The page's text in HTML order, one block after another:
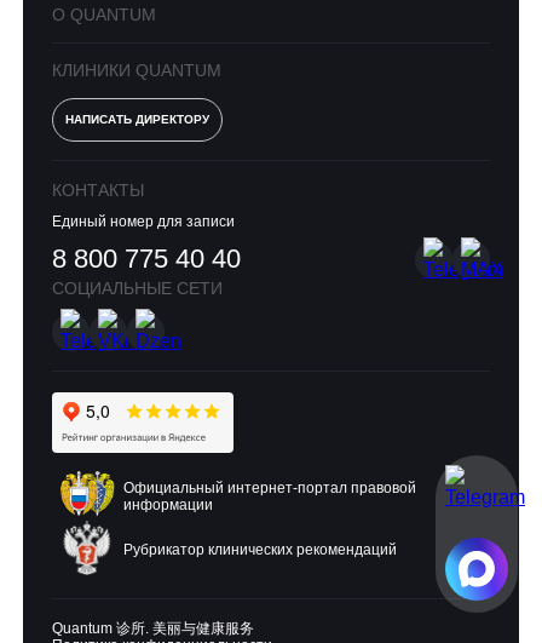
О QUANTUM
КЛИНИКИ QUANTUM
НАПИСАТЬ ДИРЕКТОРУ
КОНТАКТЫ
Единый номер для записи
8 800 775 40 40
СОЦИАЛЬНЫЕ СЕТИ
Официальный интернет-портал правовой
информации
Рубрикатор клинических рекомендаций
Quantum 诊所. 美丽与健康服务